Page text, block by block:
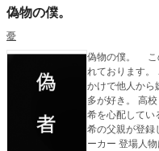
偽物の僕。
憂
偽物の僕。 こ
れております。 ご注意下さい
かけで他人から
多が好き。 高校２年生 奏多（かなた） 優
希を心配している 高校２年生
希の父親が登録
ーカー 登場人物は増えていく予定です。 増えたらまた紹介し